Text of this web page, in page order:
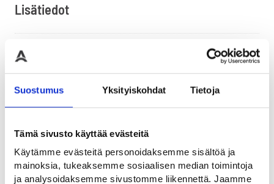
Suostumus Yksityiskohdat Tietoja
Tämä sivusto käyttää evästeitä
Käytämme evästeitä personoidaksemme sisältöä ja
mainoksia, tukeaksemme sosiaalisen median toimintoja
ja analysoidaksemme sivustomme liikennettä. Jaamme
Lisätiedot
76 kg (kilogramma)
Korkeus
2710
Leveys
560
Pituus